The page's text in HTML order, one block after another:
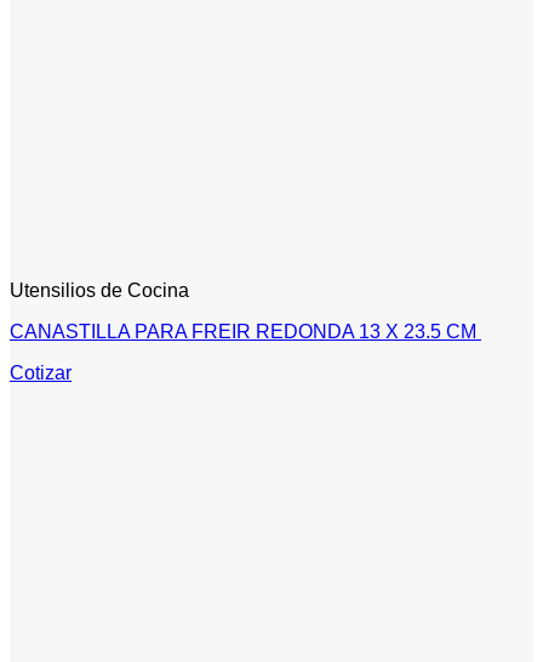
Utensilios de Cocina
CANASTILLA PARA FREIR REDONDA 13 X 23.5 CM
Cotizar